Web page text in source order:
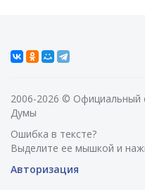
2006-2026 © Официальный
Думы
Ошибка в тексте?
Выделите ее мышкой и
Авторизация